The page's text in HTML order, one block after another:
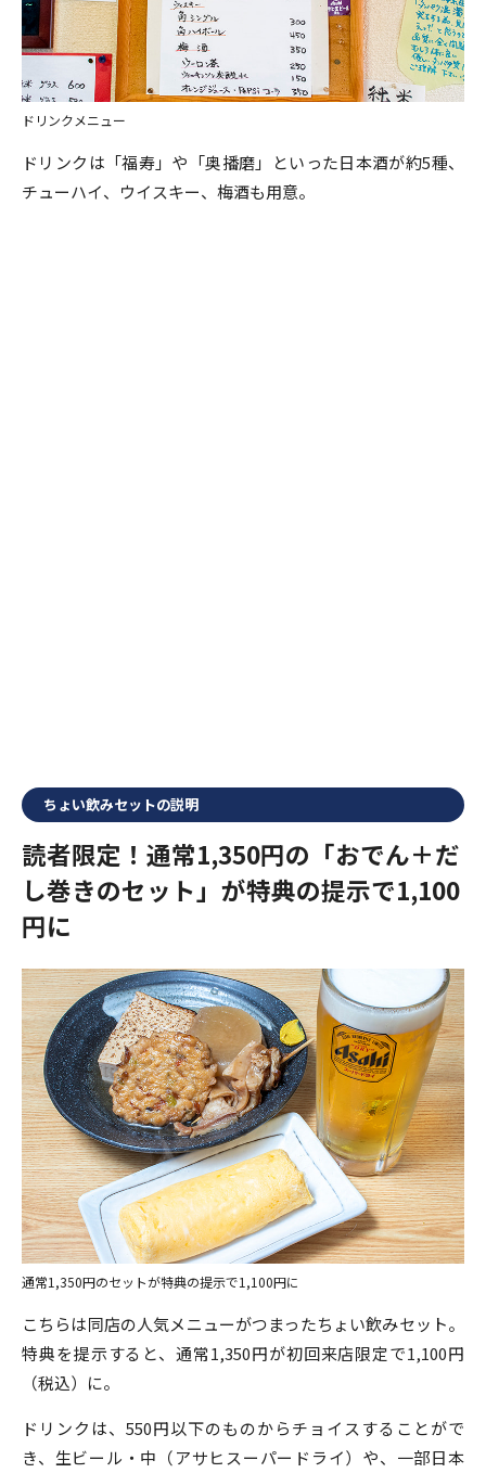
ドリンクメニュー
ドリンクは「福寿」や「奥播磨」といった日本酒が約5種、
チューハイ、ウイスキー、梅酒も用意。
ちょい飲みセットの説明
読者限定！通常1,350円の「おでん＋だ
し巻きのセット」が特典の提示で1,100
円に
通常1,350円のセットが特典の提示で1,100円に
こちらは同店の人気メニューがつまったちょい飲みセット。
特典を提示すると、通常1,350円が初回来店限定で1,100円
（税込）に。
ドリンクは、550円以下のものからチョイスすることがで
き、生ビール・中（アサヒスーパードライ）や、一部日本